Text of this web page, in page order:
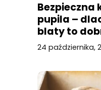
Bezpieczna
pupila –
blaty to
24 października,